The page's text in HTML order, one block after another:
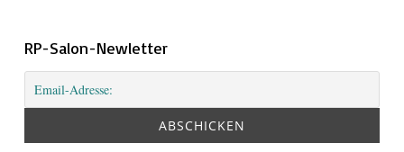
RP-Salon-Newletter